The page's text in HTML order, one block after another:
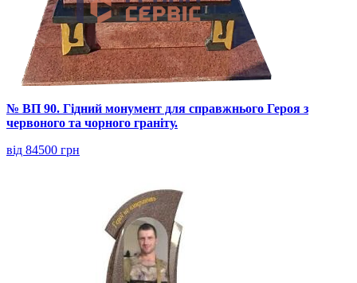
№ ВП 90. Гідний монумент для справжнього Героя з
червоного та чорного граніту.
від 84500 грн